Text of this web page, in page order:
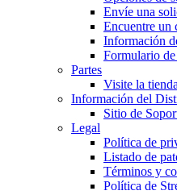
Envíe una
Encuentre un
Información
Formulario
Partes
Visite la
Información del
Sitio de
Legal
Política de
Listado de
Términos y
Política de